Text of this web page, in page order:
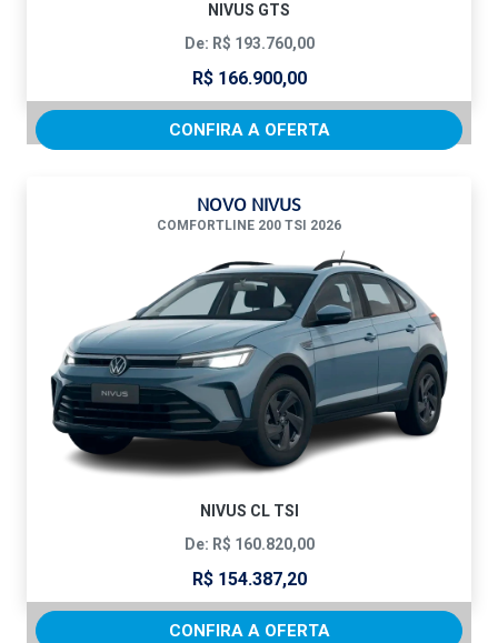
NIVUS GTS
De: R$ 193.760,00
R$ 166.900,00
CONFIRA A OFERTA
NOVO NIVUS
COMFORTLINE 200 TSI 2026
NIVUS CL TSI
De: R$ 160.820,00
R$ 154.387,20
CONFIRA A OFERTA